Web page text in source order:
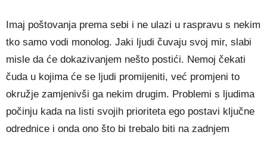
Imaj poštovanja prema sebi i ne ulazi u raspravu s nekim
tko samo vodi monolog. Jaki ljudi čuvaju svoj mir, slabi
misle da će dokazivanjem nešto postići. Nemoj čekati
čuda u kojima će se ljudi promijeniti, već promjeni to
okružje zamjenivši ga nekim drugim. Problemi s ljudima
počinju kada na listi svojih prioriteta ego postavi ključne
odrednice i onda ono što bi trebalo biti na zadnjem